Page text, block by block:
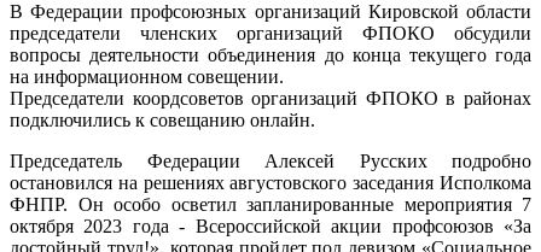
В Федерации профсоюзных организаций Кировской области
председатели членских организаций ФПОКО обсудили
вопросы деятельности объединения до конца текущего года
на информационном совещении.
Председатели коордсоветов организаций ФПОКО в районах
подключились к совещанию онлайн.
Председатель Федерации Алексей Русских подробно
остановился на решениях августовского заседания Исполкома
ФНПР. Он особо осветил запланированные мероприятия 7
октября 2023 года - Всероссийской акции профсоюзов «За
достойный труд!», которая пройдет под девизом «Социальное